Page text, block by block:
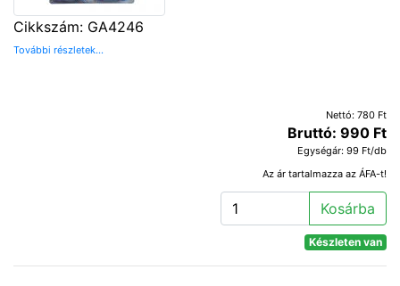
Cikkszám: GA4246
További részletek...
Nettó: 780 Ft
Bruttó: 990 Ft
Egységár: 99 Ft/db
Az ár tartalmazza az ÁFA-t!
Kosárba
Készleten van